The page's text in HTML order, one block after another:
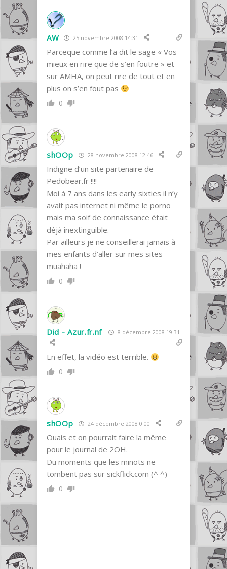
AW 25 novembre 2008 14:31
Parceque comme l’a dit le sage « Vos
mieux en rire que de s’en foutre » et
sur AMHA, on peut rire de tout et en
plus on s’en fout pas
0
shOOp 28 novembre 2008 12:46
Indigne d’un site partenaire de
Pedobear.fr !!!!
Moi à 7 ans dans les early sixties il n’y
avait pas internet ni même le porno
mais ma soif de connaissance était
déjà inextinguible.
Par ailleurs je ne conseillerai jamais à
mes enfants d’aller sur mes sites
muahaha !
0
Did - Azur.fr.nf 8 décembre 2008 19:31
En effet, la vidéo est terrible.
0
shOOp 24 décembre 2008 0:00
Ouais et on pourrait faire la même
pour le journal de 2OH.
Du moments que les minots ne
tombent pas sur sickflick.com (^ ^)
0